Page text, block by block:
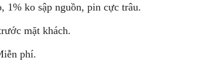
1% ko sập nguồn, pin cực trâu.
mặt khách.
phí.